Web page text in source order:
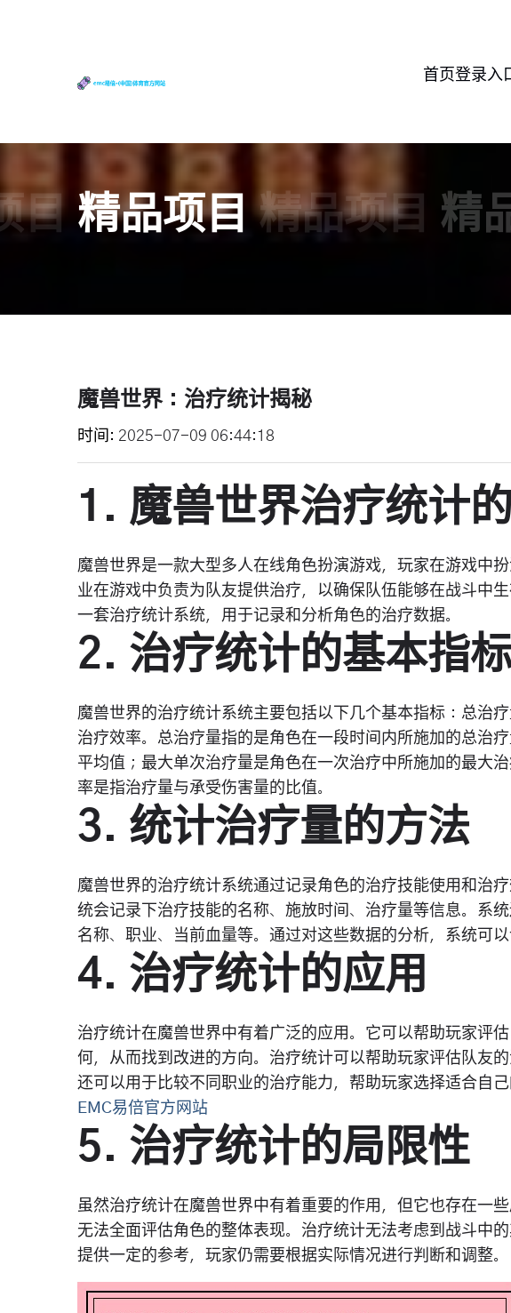
首页登录入
目 精品项目 精品项目 精
魔兽世界：治疗统计揭秘
时间 2025-07-09 06:44:18
1. 魔兽世界治疗统计
魔兽世界是一款大型多人在线角色扮演游戏，玩家在游戏中
业在游戏中负责为队友提供治疗，以确保队伍能够在战斗中
一套治疗统计系统，用于记录和分析角色的治疗数据。
2. 治疗统计的基本指
魔兽世界的治疗统计系统主要包括以下几个基本指标：总治
治疗效率。总治疗量指的是角色在一段时间内所施加的总治
平均值；最大单次治疗量是角色在一次治疗中所施加的最大
率是指治疗量与承受伤害量的比值。
3. 统计治疗量的方法
魔兽世界的治疗统计系统通过记录角色的治疗技能使用和治
统会记录下治疗技能的名称、施放时间、治疗量等信息。系
名称、职业、当前血量等。通过对这些数据的分析，系统可
4. 治疗统计的应用
治疗统计在魔兽世界中有着广泛的应用。它可以帮助玩家评
何，从而找到改进的方向。治疗统计可以帮助玩家评估队友
还可以用于比较不同职业的治疗能力，帮助玩家选择适合自己
EMC易倍官方网站
5. 治疗统计的局限性
虽然治疗统计在魔兽世界中有着重要的作用，但它也存在一
无法全面评估角色的整体表现。治疗统计无法考虑到战斗中
提供一定的参考，玩家仍需要根据实际情况进行判断和调整。